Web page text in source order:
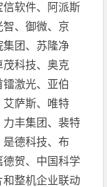
软件、阿派斯
、御微、京
集团、苏隆净
茂科技、奥克
激光、亚伯
艾萨斯、唯特
丰集团、裴特
德科技、布
贺、中国科学
整机企业联动